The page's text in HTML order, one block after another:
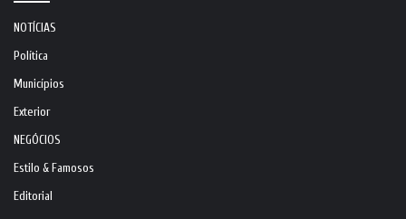
NOTÍCIAS
Política
Municípios
Exterior
NEGÓCIOS
Estilo & Famosos
Editorial